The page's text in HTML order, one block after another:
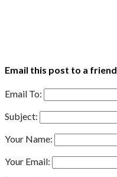
Email this post to a friend.
Email To:
Subject:
Your Name:
Your Email: